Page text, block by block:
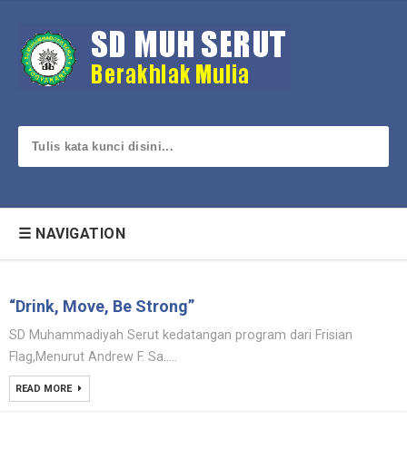
☰ NAVIGATION
“Drink, Move, Be Strong”
SD Muhammadiyah Serut kedatangan program dari Frisian
Flag,Menurut Andrew F. Sa.....
READ MORE